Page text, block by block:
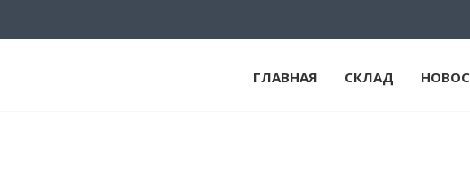
ГЛАВНАЯ СКЛАД